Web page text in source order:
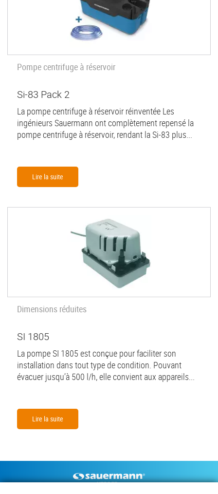
Pompe centrifuge à réservoir
Si-83 Pack 2
La pompe centrifuge à réservoir réinventée Les
ingénieurs Sauermann ont complètement repensé la
pompe centrifuge à réservoir, rendant la Si-83 plus...
Lire la suite
Dimensions réduites
SI 1805
La pompe SI 1805 est conçue pour faciliter son
installation dans tout type de condition. Pouvant
évacuer jusqu’à 500 l/h, elle convient aux appareils...
Lire la suite